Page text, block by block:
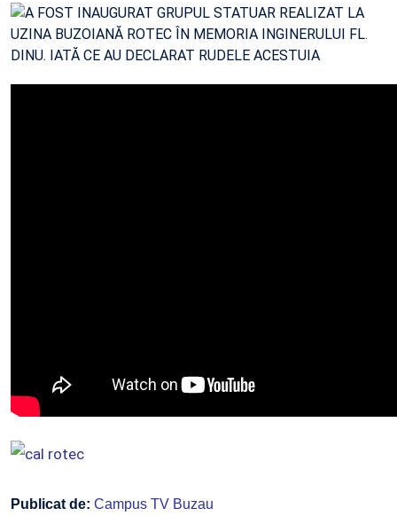
Publicat de: Campus TV Buzau